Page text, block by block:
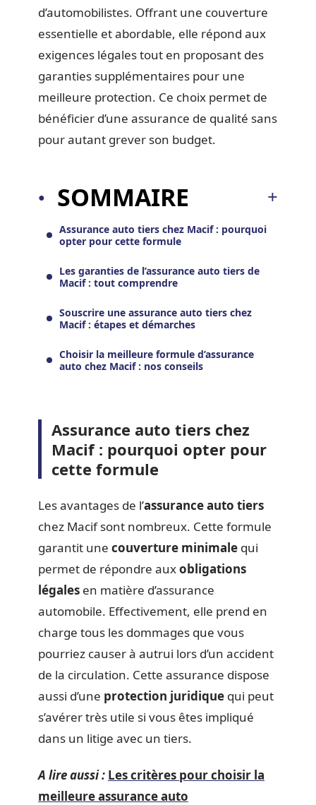
d’automobilistes. Offrant une couverture
essentielle et abordable, elle répond aux
exigences légales tout en proposant des
garanties supplémentaires pour une
meilleure protection. Ce choix permet de
bénéficier d’une assurance de qualité sans
pour autant grever son budget.
SOMMAIRE
Assurance auto tiers chez Macif : pourquoi
opter pour cette formule
Les garanties de l’assurance auto tiers de
Macif : tout comprendre
Souscrire une assurance auto tiers chez
Macif : étapes et démarches
Choisir la meilleure formule d’assurance
auto chez Macif : nos conseils
Assurance auto tiers chez
Macif : pourquoi opter pour
cette formule
Les avantages de l’assurance auto tiers
chez Macif sont nombreux. Cette formule
garantit une couverture minimale qui
permet de répondre auxobligations
légales en matière d’assurance
automobile. Effectivement, elle prend en
charge tous les dommages que vous
pourriez causer à autrui lors d’un accident
de la circulation. Cette assurance dispose
aussi d’une protection juridique qui peut
s’avérer très utile si vous êtes impliqué
dans un litige avec un tiers.
A lire aussi : Les critères pour choisir la
meilleure assurance auto